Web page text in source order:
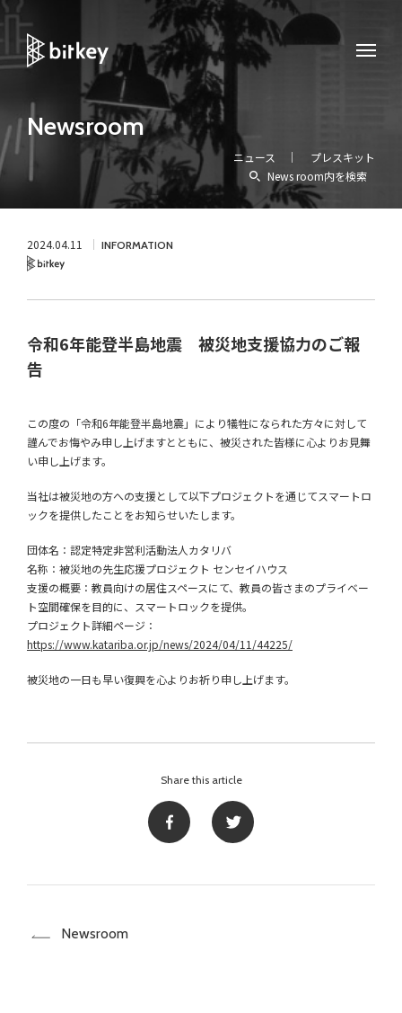
Newsroom
ニュース
プレスキット
News room内を検索
2024.04.11 INFORMATION
令和6年能登半島地震 被災地支援協力のご報
告
この度の「令和6年能登半島地震」により犠牲になられた方々に対して
謹んでお悔やみ申し上げますとともに、被災された皆様に心よりお見舞
い申し上げます。
当社は被災地の方への支援として以下プロジェクトを通じてスマートロ
ックを提供したことをお知らせいたします。
団体名：認定特定非営利活動法人カタリバ
名称：被災地の先生応援プロジェクト センセイハウス
支援の概要：教員向けの居住スペースにて、教員の皆さまのプライベー
ト空間確保を目的に、スマートロックを提供。
プロジェクト詳細ページ：
https://www.katariba.or.jp/news/2024/04/11/44225/
被災地の一日も早い復興を心よりお祈り申し上げます。
Share this article
Newsroom